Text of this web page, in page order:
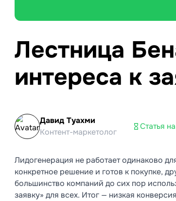
Лестница
интереса к
Давид Туахми
Контент-маркетолог
Статья
Лидогенерация не работает одинаково
конкретное решение и готов к покупке,
большинство компаний до сих пор
заявку» для всех. Итог — низкая